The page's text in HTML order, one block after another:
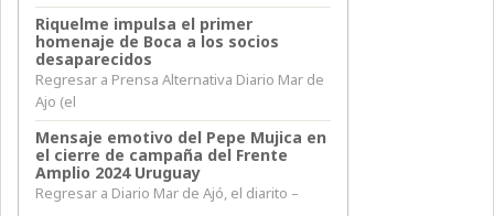
Riquelme impulsa el primer
homenaje de Boca a los socios
desaparecidos
Regresar a Prensa Alternativa Diario Mar de
Ajo (el
Mensaje emotivo del Pepe Mujica en
el cierre de campaña del Frente
Amplio 2024 Uruguay
Regresar a Diario Mar de Ajó, el diarito –